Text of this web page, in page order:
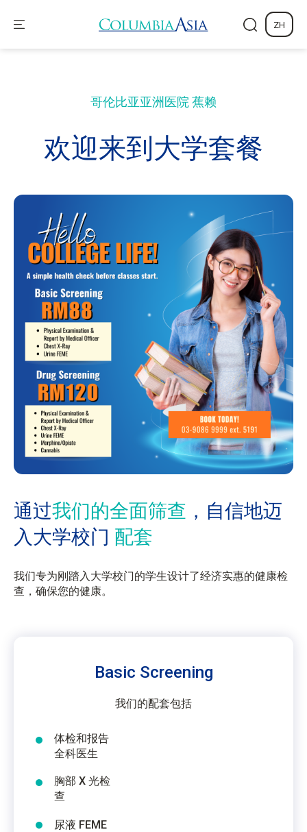
ZH
哥伦比亚亚洲医院蕉赖
欢迎来到大学套餐
通过我们的全面筛查 ，自信地迈
入大学校门 配套
我们专为刚踏入大学校门的学生设计了经济实惠的健康检
查，确保您的健康。
Basic Screening
我们的配套包括
体检和报告
全科医生
胸部 X 光检
查
尿液 FEME